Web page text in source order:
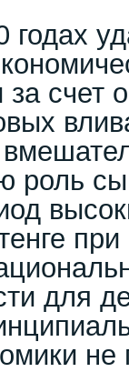
годах
за
роль
при
для